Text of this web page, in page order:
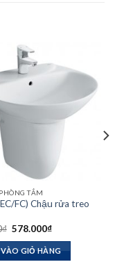
TẮM
FC) Chậu rửa treo
₫ Giá
là:
770.000₫.
578.000₫Giá
tại
là:
578.000₫.
GIỎ HÀNG